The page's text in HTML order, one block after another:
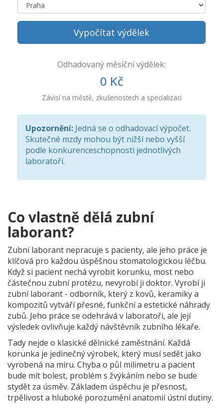
Vypočítat výdělek
Odhadovaný měsíční výdělek:
0 Kč
Závisí na městě, zkušenostech a specializaci
Upozornění: Jedná se o odhadovací výpočet.
Skutečné mzdy mohou být nižší nebo vyšší
podle konkurenceschopnosti jednotlivých
laboratoří.
Co vlastně dělá zubní
laborant?
Zubní laborant nepracuje s pacienty, ale jeho práce je
klíčová pro každou úspěšnou stomatologickou léčbu.
Když si pacient nechá vyrobit korunku, most nebo
částečnou zubní protézu, nevyrobí ji doktor. Vyrobí ji
zubní laborant - odborník, který z kovů, keramiky a
kompozitů vytváří přesné, funkční a estetické náhrady
zubů. Jeho práce se odehrává v laboratoři, ale její
výsledek ovlivňuje každý návštěvník zubního lékaře.
Tady nejde o klasické dělnické zaměstnání. Každá
korunka je jedinečný výrobek, který musí sedět jako
vyrobená na míru. Chyba o půl milimetru a pacient
bude mít bolest, problém s žvýkáním nebo se bude
stydět za úsměv. Základem úspěchu je přesnost,
trpělivost a hluboké porozumění anatomií ústní dutiny.